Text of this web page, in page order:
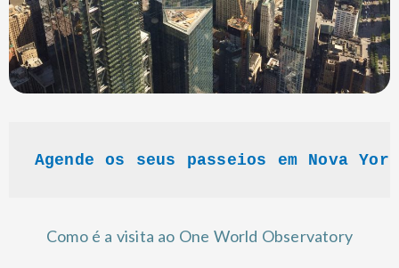
Agende os seus passeios em Nova
Como é a visita ao One World Observatory